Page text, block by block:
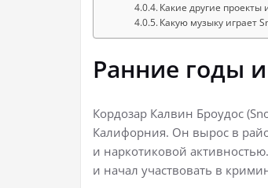
Какие другие
Какую музыку играет
Ранние годы
Кордозар Калвин Броудос
Калифорния. Он вырос в
и наркотиковой
и начал участвовать в